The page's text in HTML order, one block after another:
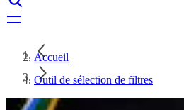
Accueil
Outil de sélection de filtres